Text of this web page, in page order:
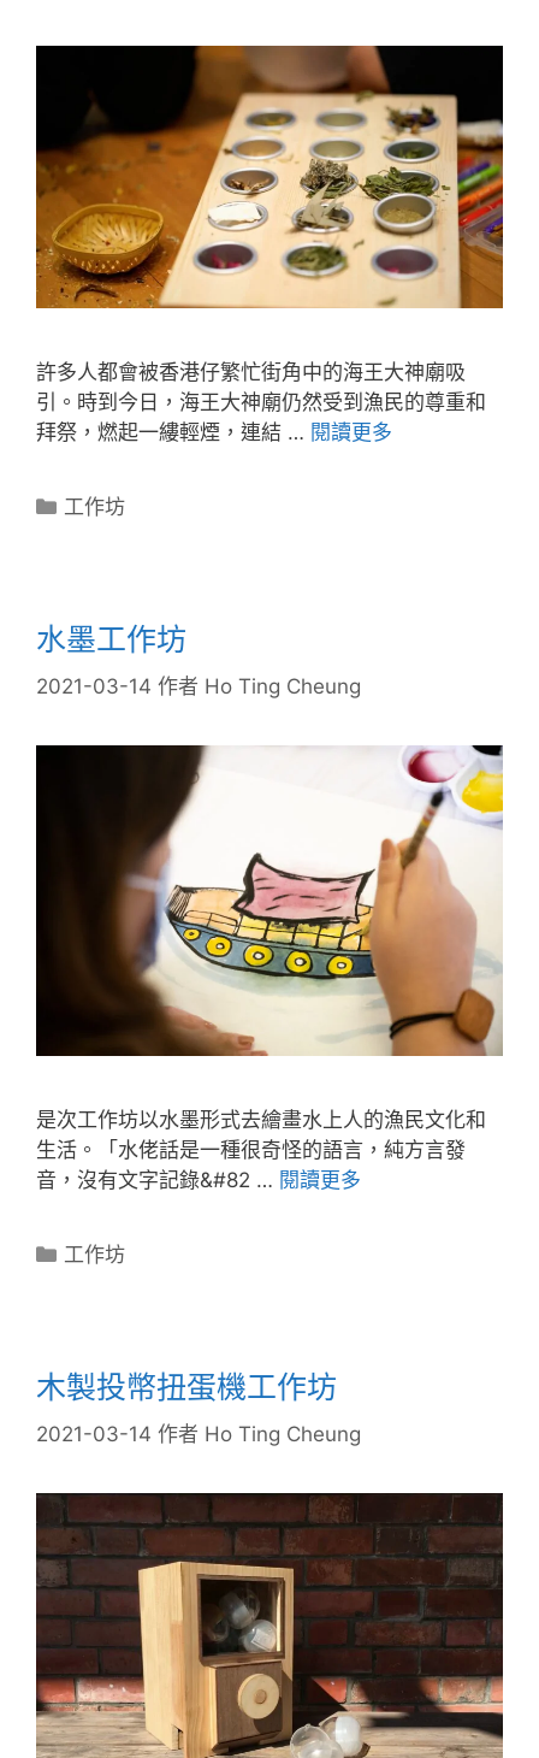
許多人都會被香港仔繁忙街角中的海王大神廟吸
引。時到今日，海王大神廟仍然受到漁民的尊重和
拜祭，燃起一縷輕煙，連結 … 閱讀更多
工作坊
水墨工作坊
2021-03-14 作者 Ho Ting Cheung
是次工作坊以水墨形式去繪畫水上人的漁民文化和
生活。「水佬話是一種很奇怪的語言，純方言發
音，沒有文字記錄&#82 … 閱讀更多
工作坊
木製投幣扭蛋機工作坊
2021-03-14 作者 Ho Ting Cheung